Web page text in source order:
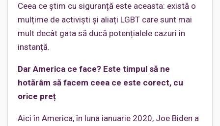
Ceea ce știm cu siguranță este aceasta: există o
mulțime de activiști și aliați LGBT care sunt mai
mult decât gata să ducă potențialele cazuri în
instanță.
Dar America ce face? Este timpul să ne
hotărâm să facem ceea ce este corect, cu
orice preț
Aici în America, în luna ianuarie 2020, Joe Biden a